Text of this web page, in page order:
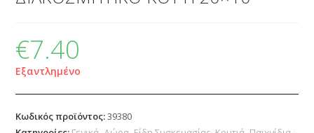
€7.40
Εξαντλημένο
Κωδικός προϊόντος:39380